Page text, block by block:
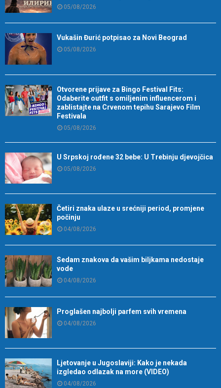
05/08/2026
Vukašin Đurić potpisao za Novi Beograd
05/08/2026
Otvorene prijave za Bingo Festival Fits:
Odaberite outfit s omiljenim influencerom i
zablistajte na Crvenom tepihu Sarajevo Film
Festivala
05/08/2026
U Srpskoj rođene 32 bebe: U Trebinju djevojčica
05/08/2026
Četiri znaka ulaze u srećniji period, promjene
počinju
04/08/2026
Sedam znakova da vašim biljkama nedostaje
vode
04/08/2026
Proglašen najbolji parfem svih vremena
04/08/2026
Ljetovanje u Jugoslaviji: Kako je nekada
izgledao odlazak na more (VIDEO)
04/08/2026